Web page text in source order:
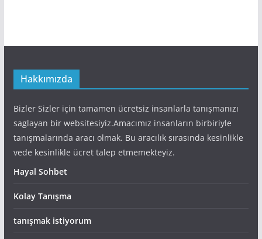
Hakkımızda
Bizler Sizler için tamamen ücretsiz insanlarla tanışmanızı
saglayan bir websitesiyiz.Amacımız insanların birbiriyle
tanışmalarında aracı olmak. Bu aracılık sırasında kesinlikle
vede kesinlikle ücret talep etmemekteyiz.
Hayal Sohbet
Kolay Tanışma
tanışmak istiyorum